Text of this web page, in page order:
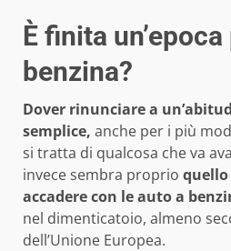
È finita
benzina?
Dover rinunciare a
semplice, anche per i più
si tratta di qualcosa che va
invece sembra proprio quello
accadere con le auto a
nel dimenticatoio, almeno
dell’Unione Europea.